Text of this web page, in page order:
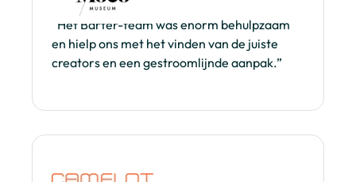
“Het Barter-team was enorm behulpzaam
en hielp ons met het vinden van de juiste
creators en een gestroomlijnde aanpak.”